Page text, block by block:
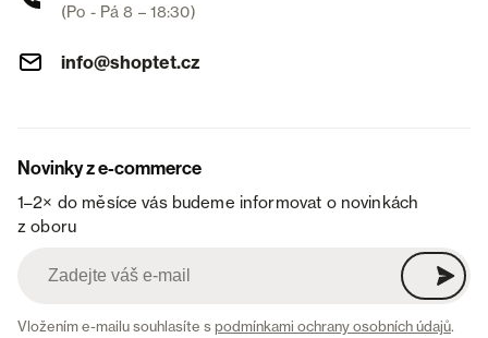
(Po - Pá 8 – 18:30)
info@shoptet.cz
Novinky z e-commerce
1–2× do měsíce vás budeme informovat o novinkách
z oboru
Vložením e-mailu souhlasíte spodmínkami ochrany osobních údajů.